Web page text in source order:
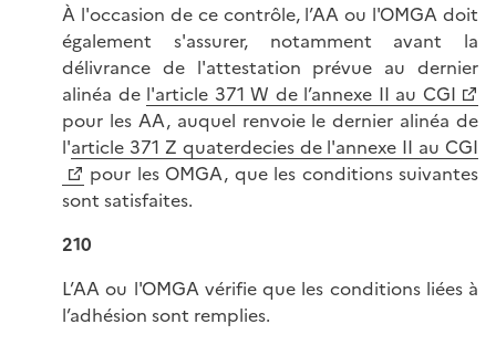
À l'occasion de ce contrôle, l’AA ou l'OMGA doit
également s'assurer, notamment avant la
délivrance de l'attestation prévue au dernier
alinéa de l'article 371 W de l’annexe II au CGI
pour les AA, auquel renvoie le dernier alinéa de
l'article 371 Z quaterdecies de l'annexe II au CGI
pour les OMGA, que les conditions suivantes
sont satisfaites.
210
L’AA ou l'OMGA vérifie que les conditions liées à
l’adhésion sont remplies.